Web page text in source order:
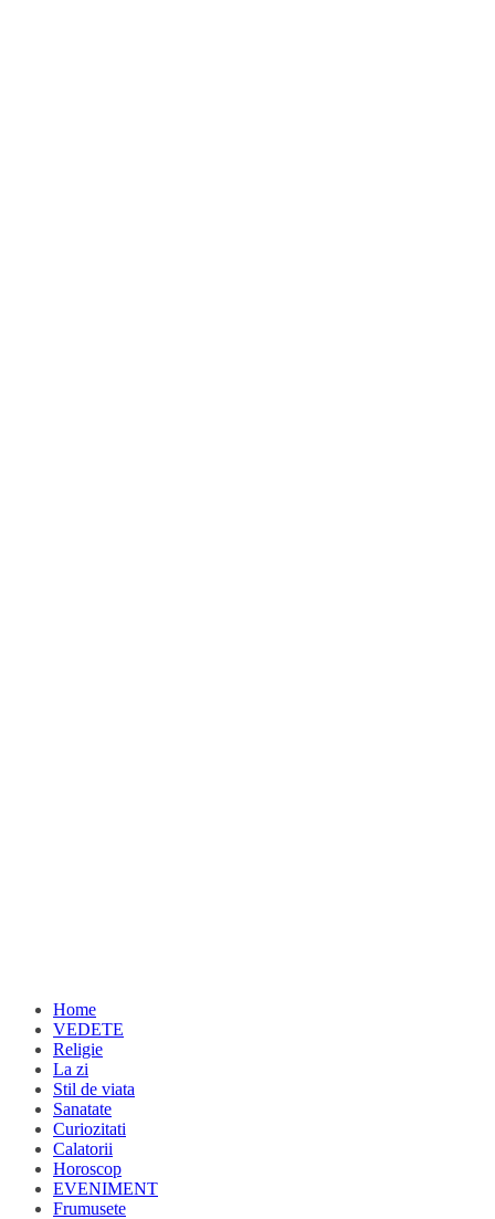
Home
VEDETE
Religie
La zi
Stil de viata
Sanatate
Curiozitati
Calatorii
Horoscop
EVENIMENT
Frumusete